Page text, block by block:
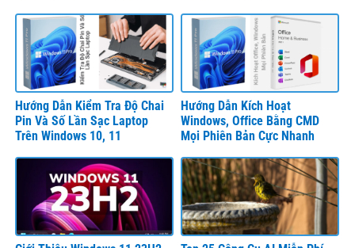
Hướng Dẫn Kiểm Tra Độ Chai
Pin Và Số Lần Sạc Laptop
Trên Windows 10, 11
Hướng Dẫn Kích Hoạt
Windows, Office Bằng CMD
Mọi Phiên Bản Cực Nhanh